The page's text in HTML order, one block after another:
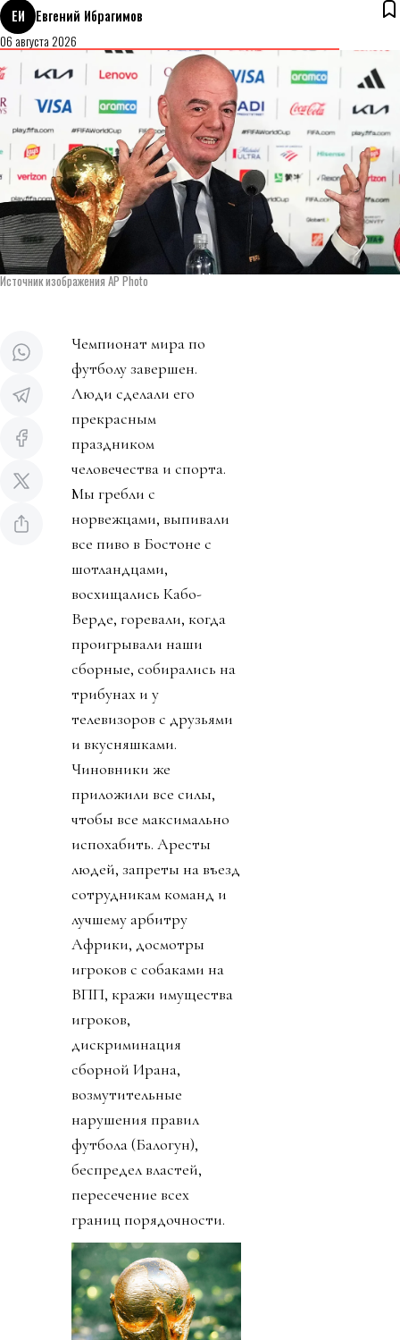
ЕИ
Евгений Ибрагимов
06 августа 2026
Источник изображения AP Photo
Чемпионат мира по
футболу завершен.
Люди сделали его
прекрасным
праздником
человечества и спорта.
Мы гребли с
норвежцами, выпивали
все пиво в Бостоне с
шотландцами,
восхищались Кабо-
Верде, горевали, когда
проигрывали наши
сборные, собирались на
трибунах и у
телевизоров с друзьями
и вкусняшками.
Чиновники же
приложили все силы,
чтобы все максимально
испохабить. Аресты
людей, запреты на въезд
сотрудникам команд и
лучшему арбитру
Африки, досмотры
игроков с собаками на
ВПП, кражи имущества
игроков,
дискриминация
сборной Ирана,
возмутительные
нарушения правил
футбола (Балогун),
беспредел властей,
пересечение всех
границ порядочности.